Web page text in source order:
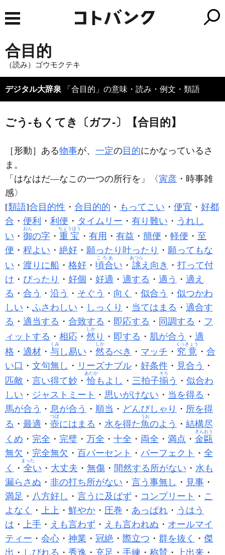
合目的
（読み）ゴウモクテキ
デジタル大辞泉 「合目的」の意味・読み・例文・類語
ごう‐もくてき〔ガフ‐〕【合目的】
［形動］ ある物事が、 一定の目的にかなっているさ
ま。
「はなはだ―なこの一つの所行を」〈 寅彦 ・時事雑
感〉
[類語]合目的性 ・ 合目的的 ・ もってこい ・ 便宜 ・ 好都
合 ・ 便利 ・ 利便 ・ タイムリー ・ 有り難い ・ うれし
い ・ 御
おん
の字 ・ 重宝
ちょうほう
・ 有用 ・ 有益 ・ 簡便 ・ 軽便 ・ 至
便 ・ 程よい ・ 絶好 ・ 願ったり叶ったり ・ 願ってもな
い ・ 渡りに船 ・ 格好 ・ 頃合
ころあ
い ・ 誂
あつら
え向き ・ 打って付
け ・ ぴったり ・ 好個 ・ 好適 ・ 適する ・ 適う ・ 適え
る ・ 合う ・ 沿う ・ そぐう ・ 向く ・ 似合う ・ 似つかわ
しい ・ ふさわしい ・ しっくり ・ 当てはまる ・ 適合す
る ・ 適当する ・ 合致する ・ 即応する ・ 同調する ・ フ
ィットする ・ 相応 ・ 然
しか
り ・ 即する ・ 肌が合う ・ 適
格 ・ 適材 ・ 与
くみ
し易い ・ 然
しか
るべき ・ マッチ ・ 究竟
くっきょう
・ 合
い口 ・ 文句無し ・ リーズナブル ・ 好条件 ・ 見合う ・
匹敵 ・ 言い得て妙 ・ 恰
あたか
もよし ・ 三拍子揃
そろ
う ・ 似合わ
しい ・ ジャストミート ・ 思いがけない ・ 当を得る ・
馬が合う ・ 息が合う ・ 順当 ・ どんぴしゃり ・ 所を得
る ・ 最適 ・ 壺
つぼ
にはまる ・ 水を得た魚
うお
のよう ・ 結構尽
くめ ・ 完全 ・ 完璧 ・ 万全 ・ 十全 ・ 両全 ・ 満点 ・ 金甌
きんおう
無欠 ・ 完全無欠 ・ 百パーセント ・ パーフェクト ・ 全
く
・ 全
まった
い ・ 大丈夫 ・ 無傷 ・ 間然する所がない ・ 水も
漏らさぬ ・ 非の打ち所がない ・ 言う事無し ・ 見事 ・
満足 ・ 八方好し ・ 言うに及ばず ・ コンプリート ・ こ
よなく
・ 上上 ・ 鮮やか ・ 圧巻 ・ あっぱれ ・ うはう
は ・ 上手 ・ えも言わず ・ えも言われぬ ・ オールマイ
ティー ・ 会心 ・ 神業 ・ 冠絶 ・ 際立つ ・ 群を抜く ・ 傑
出 ・ しびれる ・ 秀逸 ・ 充足 ・ 手練 ・ 称賛 ・ 上出来 ・